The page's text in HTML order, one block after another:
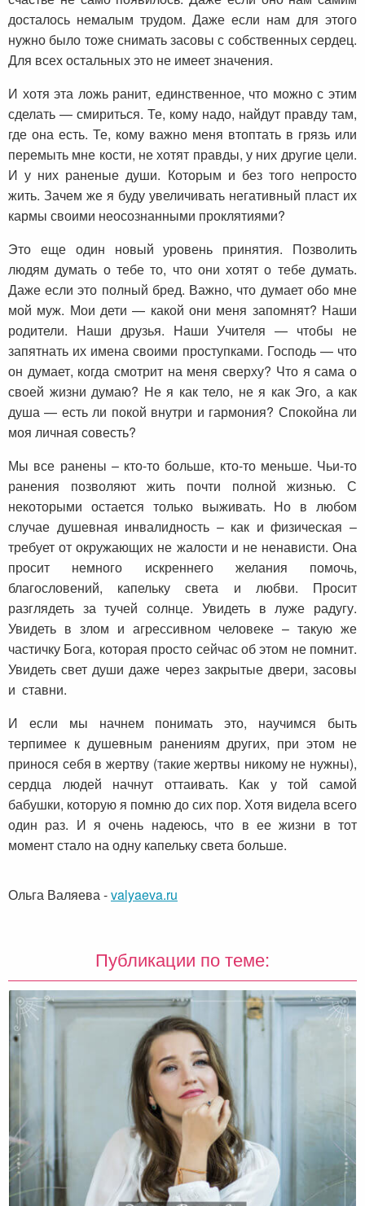
досталось немалым трудом. Даже если нам для этого
нужно было тоже снимать засовы с собственных сердец.
Для всех остальных это не имеет значения.
И хотя эта ложь ранит, единственное, что можно с этим
сделать — смириться. Те, кому надо, найдут правду там,
где она есть. Те, кому важно меня втоптать в грязь или
перемыть мне кости, не хотят правды, у них другие цели.
И у них раненые души. Которым и без того непросто
жить. Зачем же я буду увеличивать негативный пласт их
кармы своими неосознанными проклятиями?
Это еще один новый уровень принятия. Позволить
людям думать о тебе то, что они хотят о тебе думать.
Даже если это полный бред. Важно, что думает обо мне
мой муж. Мои дети — какой они меня запомнят? Наши
родители. Наши друзья. Наши Учителя — чтобы не
запятнать их имена своими проступками. Господь — что
он думает, когда смотрит на меня сверху? Что я сама о
своей жизни думаю? Не я как тело, не я как Эго, а как
душа — есть ли покой внутри и гармония? Спокойна ли
моя личная совесть?
Мы все ранены – кто-то больше, кто-то меньше. Чьи-то
ранения позволяют жить почти полной жизнью. С
некоторыми остается только выживать. Но в любом
случае душевная инвалидность – как и физическая –
требует от окружающих не жалости и не ненависти. Она
просит немного искреннего желания помочь,
благословений, капельку света и любви. Просит
разглядеть за тучей солнце. Увидеть в луже радугу.
Увидеть в злом и агрессивном человеке – такую же
частичку Бога, которая просто сейчас об этом не помнит.
Увидеть свет души даже через закрытые двери, засовы
и ставни.
И если мы начнем понимать это, научимся быть
терпимее к душевным ранениям других, при этом не
принося себя в жертву (такие жертвы никому не нужны),
сердца людей начнут оттаивать. Как у той самой
бабушки, которую я помню до сих пор. Хотя видела всего
один раз. И я очень надеюсь, что в ее жизни в тот
момент стало на одну капельку света больше.
Ольга Валяева-valyaeva.ru
Публикации по теме: